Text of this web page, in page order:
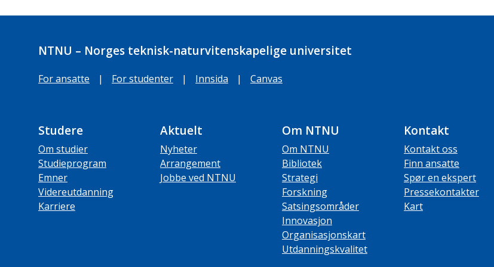
NTNU – Norges teknisk-naturvitenskapelige universitet
For ansatte | For studenter | Innsida | Canvas
Studere
Om studier
Studieprogram
Emner
Videreutdanning
Karriere
Aktuelt
Nyheter
Arrangement
Jobbe ved NTNU
Om NTNU
Om NTNU
Bibliotek
Strategi
Forskning
Satsingsområder
Innovasjon
Organisasjonskart
Utdanningskvalitet
Kontakt
Kontakt oss
Finn ansatte
Spør en ekspert
Pressekontakter
Kart